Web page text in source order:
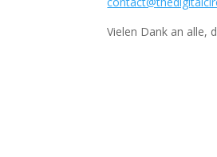
Vielen Dank an alle,